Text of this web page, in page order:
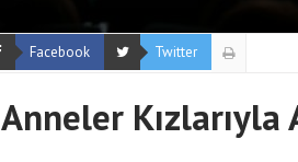
Facebook Twitter
Anneler